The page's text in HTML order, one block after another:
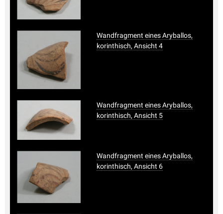
Wandfragment eines Aryballos,
korinthisch, Ansicht 4
Wandfragment eines Aryballos,
korinthisch, Ansicht 5
Wandfragment eines Aryballos,
korinthisch, Ansicht 6